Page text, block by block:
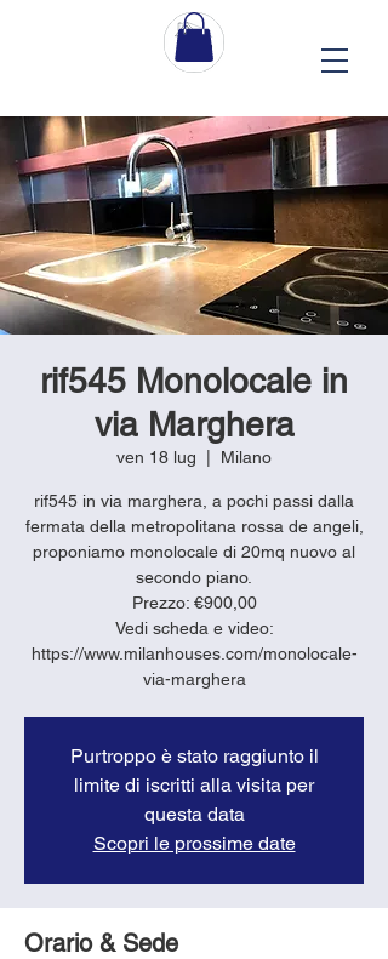
rif545 Monolocale in
via Marghera
ven 18 lug Milano
rif545 in via marghera, a pochi passi dalla
fermata della metropolitana rossa de angeli,
proponiamo monolocale di 20mq nuovo al
secondo piano.
Prezzo: €900,00
Vedi scheda e video:
https://www.milanhouses.com/monolocale-
via-marghera
Purtroppo è stato raggiunto il
limite di iscritti alla visita per
questa data
Scopri le prossime date
Orario & Sede